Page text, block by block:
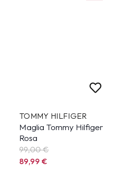
TOMMY HILFIGER
Maglia Tommy Hilfiger
Rosa
99,00 €
89,99€